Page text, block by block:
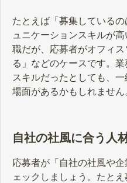
たとえば「募集している
ュニケーションスキルが
職だが、応募者がオフィ
る」などのケースです。
スキルだったとしても、
場面があるかもしれません
自社の社風に合う人
応募者が「自社の社風や
ェックしましょう。たと